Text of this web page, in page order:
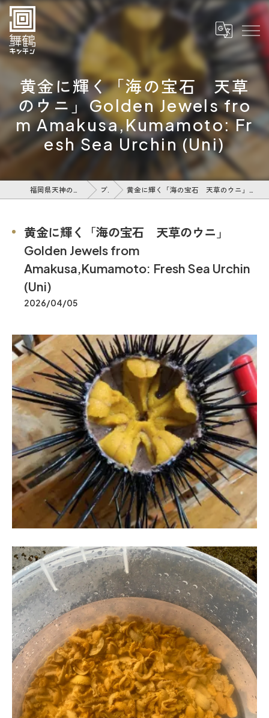
黄金に輝く「海の宝石 天草
のウニ」Golden Jewels fro
m Amakusa,Kumamoto: Fr
esh Sea Urchin (Uni)
福岡県天神のレストランなら舞鶴キッチン ブログ 黄金に輝く「海の宝石 天草のウニ」Golden Jewels from Amakusa,Kumamoto: Fresh Sea Urchin (Uni)
黄金に輝く「海の宝石 天草のウニ」
Golden Jewels from
Amakusa,Kumamoto: Fresh Sea Urchin
(Uni)
2026/04/05